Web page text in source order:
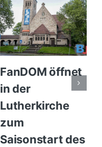
FanDOM öffnet
in der
Lutherkirche
zum
Saisonstart des